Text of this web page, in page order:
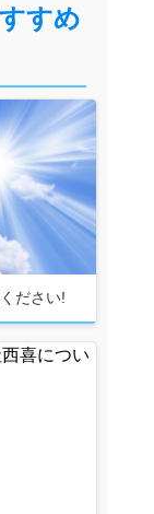
すめ
ださい!